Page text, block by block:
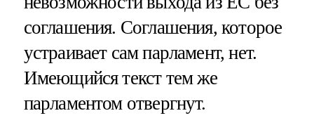
соглашения. Соглашения, которое
устраивает сам парламент, нет.
Имеющийся текст тем же
парламентом отвергнут.